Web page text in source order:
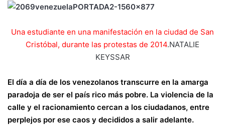
Una estudiante en una manifestación en la ciudad de San
Cristóbal, durante las protestas de 2014.NATALIE
KEYSSAR
El día a día de los venezolanos transcurre en la amarga
paradoja de ser el país rico más pobre. La violencia de la
calle y el racionamiento cercan a los ciudadanos, entre
perplejos por ese caos y decididos a salir adelante.